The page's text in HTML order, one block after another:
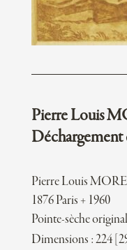
Pierre Louis
Déchargement
Pierre Louis
1876 Paris + 1960
Pointe-sèche
Dimensions : 224